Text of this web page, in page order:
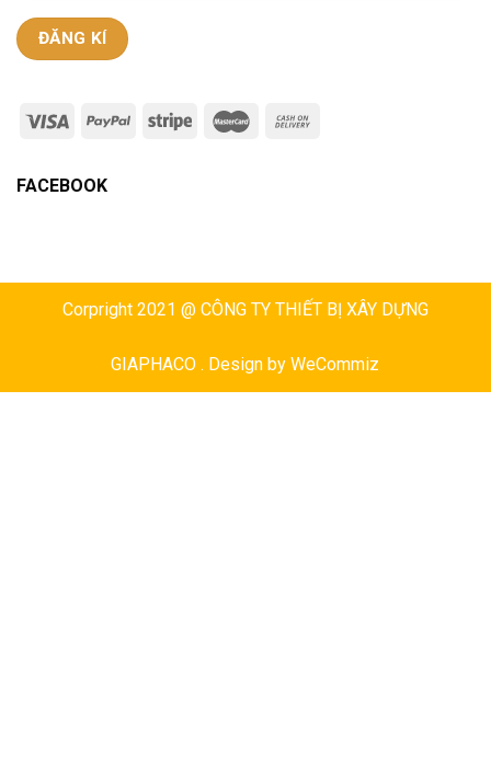
FACEBOOK
Corpright 2021 @ CÔNG TY THIẾT BỊ XÂY DỰNG
GIAPHACO . Design byWeCommiz